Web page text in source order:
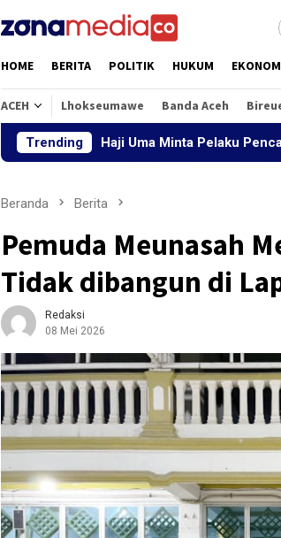
HOME BERITA POLITIK HUKUM
ACEH Lhokseumawe Banda Aceh
Trending
Haji Uma Minta Pelaku Pencabulan Anak
Beranda Berita
Pemuda Meunasah
Tidak dibangun di
Redaksi
08 Mei 2026